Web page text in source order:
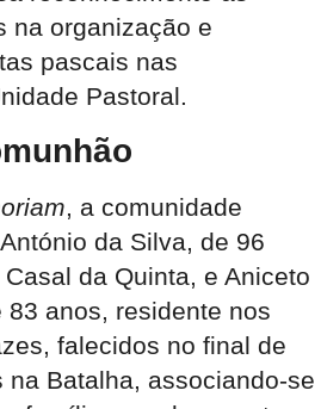
na organização e
pascais nas
Pastoral.
, a comunidade
da Silva, de 96
da Quinta, e Aniceto
anos, residente nos
falecidos no final de
na Batalha, associando-se